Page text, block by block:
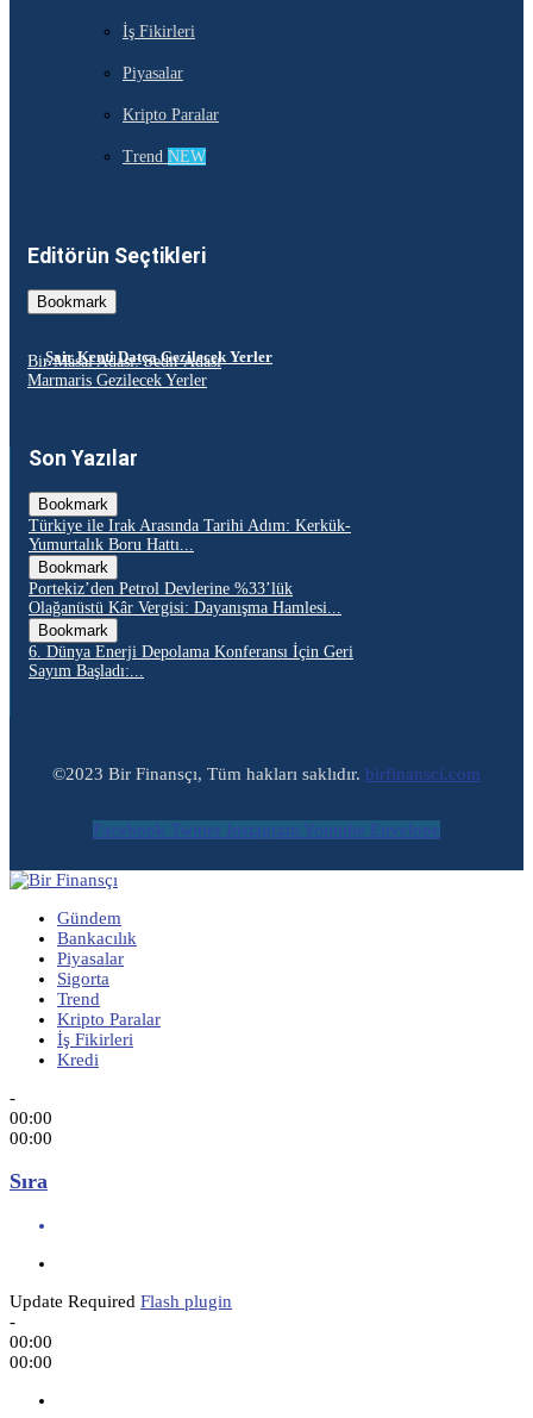
İş Fikirleri
Piyasalar
Kripto Paralar
Trend NEW
Editörün Seçtikleri
Bookmark
Şair Kenti Datça Gezilecek Yerler
Bir Masal Adası: Sedir Adası
Marmaris Gezilecek Yerler
Son Yazılar
Bookmark
Türkiye ile Irak Arasında Tarihi Adım: Kerkük-
Yumurtalık Boru Hattı...
Bookmark
Portekiz’den Petrol Devlerine %33’lük
Olağanüstü Kâr Vergisi: Dayanışma Hamlesi...
Bookmark
6. Dünya Enerji Depolama Konferansı İçin Geri
Sayım Başladı:...
©2023 Bir Finansçı, Tüm hakları saklıdır. birfinansci.com
Facebook Twitter Instagram Youtube Envelope
Gündem
Bankacılık
Piyasalar
Sigorta
Trend
Kripto Paralar
İş Fikirleri
Kredi
-
00:00
00:00
Sıra
Update Required Flash plugin
-
00:00
00:00